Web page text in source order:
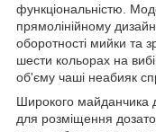
функціональністю.
прямолінійному
оборотності мийки та
шести кольорах на
об'єму чаші неабияк
Широкого майданчика
для розміщення